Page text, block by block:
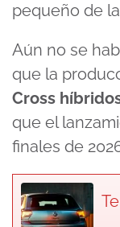
pequeño de
Aún no se
que la
Cross
que el
finales de